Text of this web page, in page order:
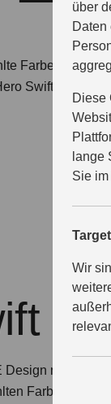
über
Daten
Diese
lange
Sie
Wir
Farben,
Swift noch
X-
Design mit
Farben die